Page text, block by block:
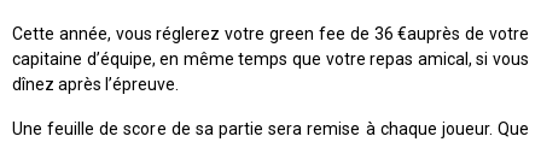
Cette année, vous réglerez votre green fee de 36 €auprès de votre
capitaine d’équipe, en même temps que votre repas amical, si vous
dînez après l’épreuve.
Une feuille de score de sa partie sera remise à chaque joueur. Que